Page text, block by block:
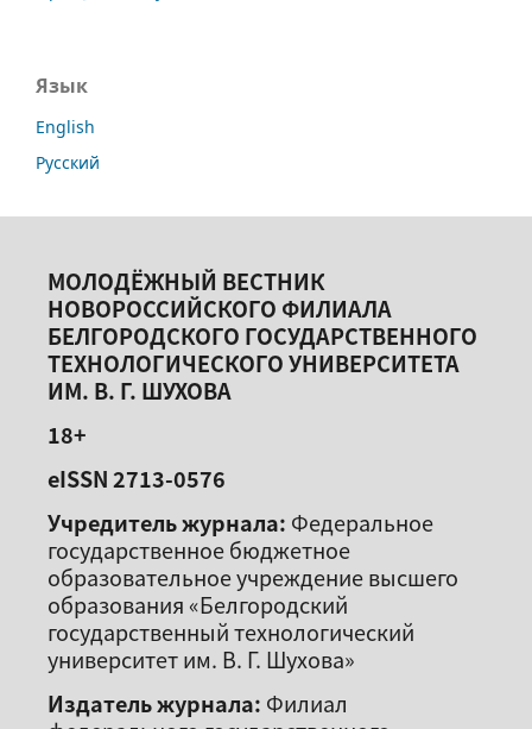
Язык
English
Русский
МОЛОДЁЖНЫЙ ВЕСТНИК
НОВОРОССИЙСКОГО ФИЛИАЛА
БЕЛГОРОДСКОГО ГОСУДАРСТВЕННОГО
ТЕХНОЛОГИЧЕСКОГО УНИВЕРСИТЕТА
ИМ. В. Г. ШУХОВА
18+
eISSN 2713-0576
Учредитель журнала: Федеральное
государственное бюджетное
образовательное учреждение высшего
образования «Белгородский
государственный технологический
университет им. В. Г. Шухова»
Издатель журнала: Филиал